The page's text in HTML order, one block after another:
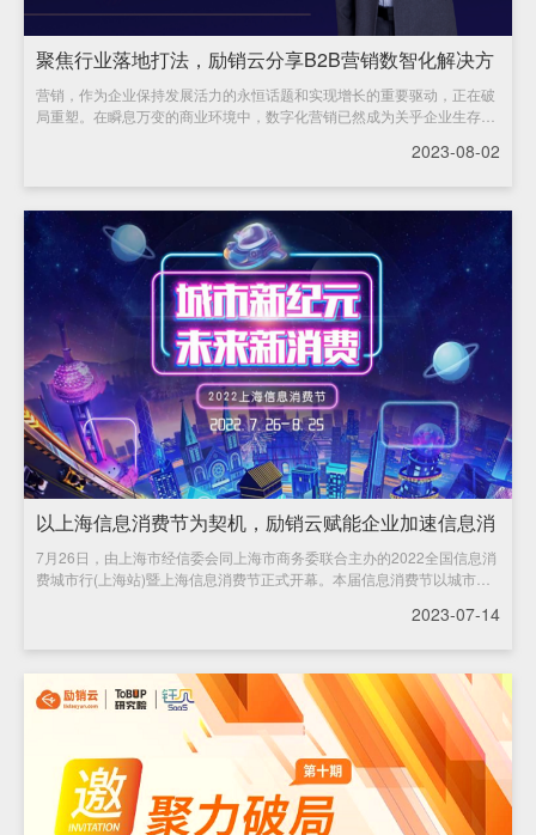
聚焦行业落地打法，励销云分享B2B营销数智化解决方
案
营销，作为企业保持发展活力的永恒话题和实现增长的重要驱动，正在破
局重塑。在瞬息万变的商业环境中，数字化营销已然成为关乎企业生存和
2023-08-02
以上海信息消费节为契机，励销云赋能企业加速信息消
费新
7月26日，由上海市经信委会同上海市商务委联合主办的2022全国信息消
费城市行(上海站)暨上海信息消费节正式开幕。本届信息消费节以城市新
2023-07-14